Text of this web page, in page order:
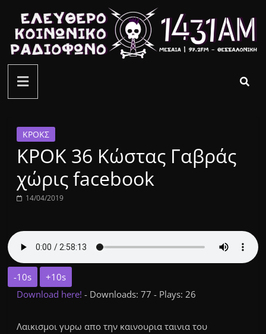
περιεχόμενο
ελεύθερο
κοινωνικό
ραδιόφωνο
1431AM
ΚΡΟΚΣ
ΚΡΟΚ 36 Κώστας Γαβράς
χώρις facebook
14/04/2019
-10s
+10s
Download here!- Downloads: 77 - Plays: 26
Λαικισμοι γυρω απο την καινουρια ταινια του